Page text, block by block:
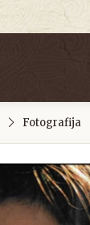
Fotografija